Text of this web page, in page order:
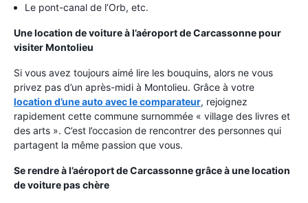
Le pont-canal de l’Orb, etc.
Une location de voiture à l’aéroport de Carcassonne pour
visiter Montolieu
Si vous avez toujours aimé lire les bouquins, alors ne vous
privez pas d’un après-midi à Montolieu. Grâce à votre
location d’une auto avec le comparateur, rejoignez
rapidement cette commune surnommée « village des livres et
des arts ». C’est l’occasion de rencontrer des personnes qui
partagent la même passion que vous.
Se rendre à l’aéroport de Carcassonne grâce à une location
de voiture pas chère